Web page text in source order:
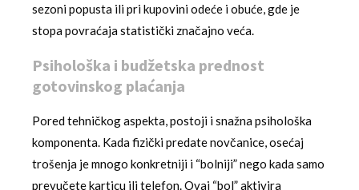
sezoni popusta ili pri kupovini odeće i obuće, gde je
stopa povraćaja statistički značajno veća.
Psihološka i budžetska prednost
gotovinskog plaćanja
Pored tehničkog aspekta, postoji i snažna psihološka
komponenta. Kada fizički predate novčanice, osećaj
trošenja je mnogo konkretniji i “bolniji” nego kada samo
prevučete karticu ili telefon. Ovaj “bol” aktivira